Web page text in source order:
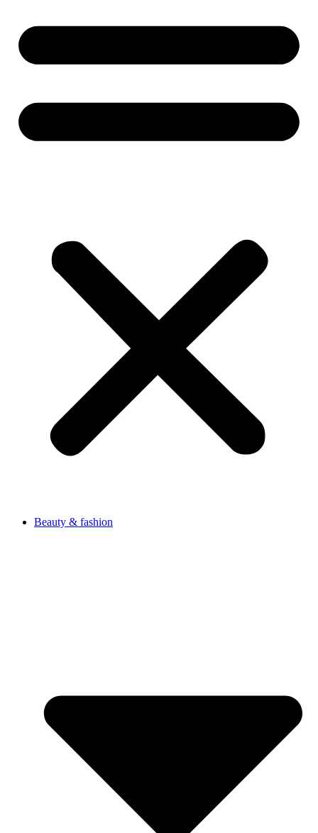
Beauty & fashion